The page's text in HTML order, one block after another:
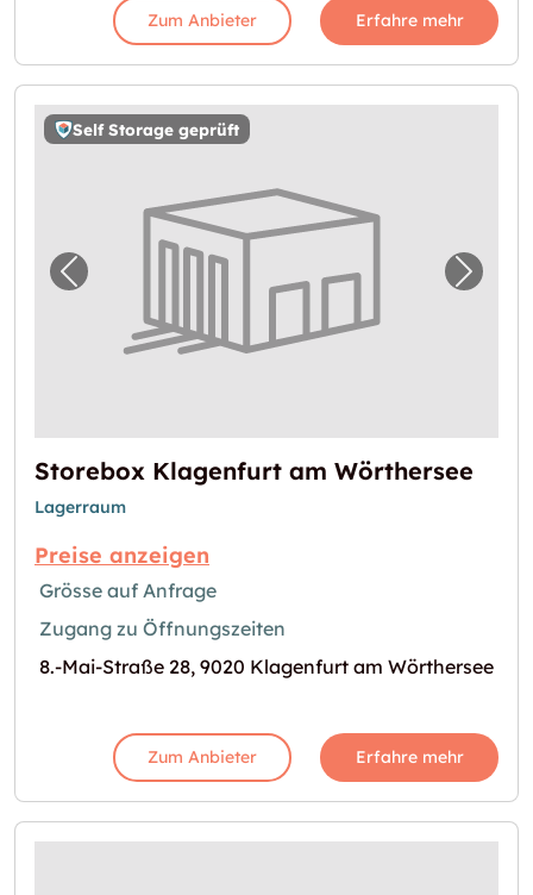
Zum Anbieter Erfahre mehr
Self Storage geprüft
Vorheriges Bild für "Storebox Klagenfurt
Storebox Klagenfurt am Wörthersee
Lagerraum
Preise anzeigen
Grösse auf Anfrage
Zugang zu Öffnungszeiten
8.-Mai-Straße 28, 9020 Klagenfurt am Wörthersee
Zum Anbieter Erfahre mehr